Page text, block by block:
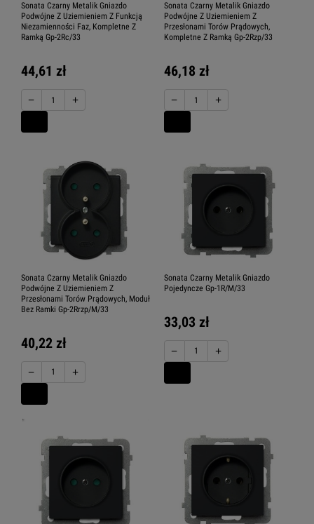
Sonata Czarny Metalik Gniazdo
Podwójne Z Uziemieniem Z Funkcją
Niezamienności Faz, Kompletne Z
Ramką Gp-2Rc/33
44,61 zł
− +
Sonata Czarny Metalik Gniazdo
Podwójne Z Uziemieniem Z
Przesłonami Torów Prądowych,
Kompletne Z Ramką Gp-2Rzp/33
46,18 zł
− +
Sonata Czarny Metalik Gniazdo
Podwójne Z Uziemieniem Z
Przesłonami Torów Prądowych, Moduł
Bez Ramki Gp-2Rrzp/M/33
40,22 zł
− +
Sonata Czarny Metalik Gniazdo
Pojedyncze Gp-1R/M/33
33,03 zł
− +